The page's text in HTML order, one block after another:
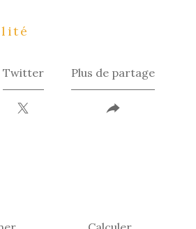
Twitter Plus de partage